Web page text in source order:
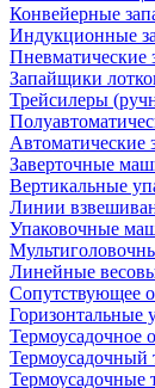
Конвейерные
Индукционные
Пневматические
Запайщики
Трейсилеры
Автоматические
Заверточные
Вертикальные
Линии
Упаковочные
Линейные
Сопутствующее
Термоусадочное
Термоусадочный
Термоусадочные